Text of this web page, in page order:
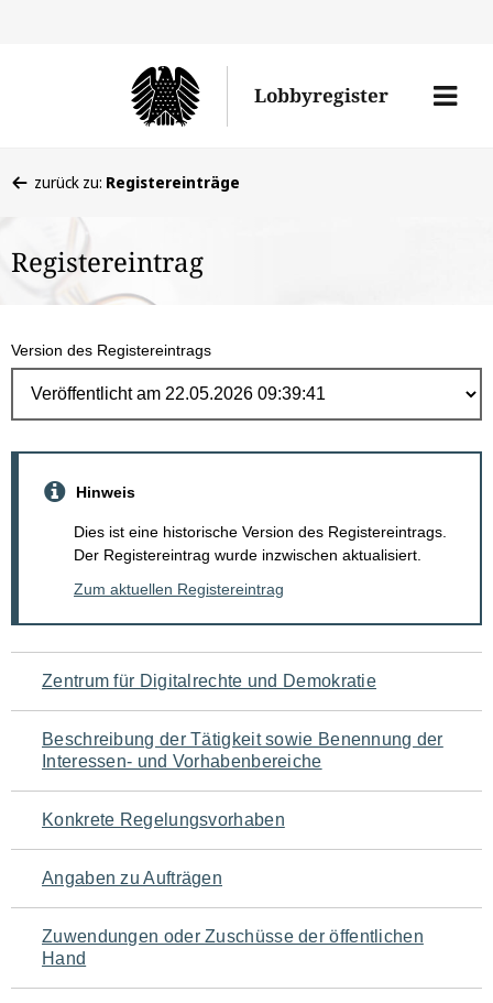
Lobbyregister
Menü
befinden
hier:
zurück zu: Registereinträge
Registereintrag
Version des Registereintrags
Hinweis
Dies ist eine historische Version des Registereintrags.
Der Registereintrag wurde inzwischen aktualisiert.
Zum aktuellen Registereintrag
Navigation
für
den
Seiteninhalt
Zentrum für Digitalrechte und Demokratie
Beschreibung der Tätigkeit sowie Benennung der
Interessen- und Vorhabenbereiche
Konkrete Regelungsvorhaben
Angaben zu Aufträgen
Zuwendungen oder Zuschüsse der öffentlichen
Hand